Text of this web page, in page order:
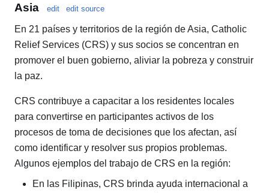
Asia edit edit source
En 21 países y territorios de la región de Asia, Catholic
Relief Services (CRS) y sus socios se concentran en
promover el buen gobierno, aliviar la pobreza y construir
la paz.
CRS contribuye a capacitar a los residentes locales
para convertirse en participantes activos de los
procesos de toma de decisiones que los afectan, así
como identificar y resolver sus propios problemas.
Algunos ejemplos del trabajo de CRS en la región:
En las Filipinas, CRS brinda ayuda internacional a